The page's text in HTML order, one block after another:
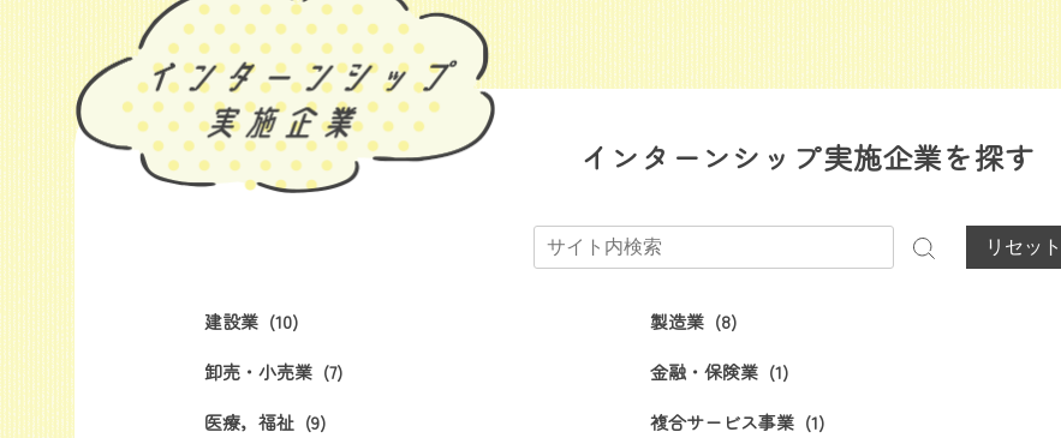
インターンシップ実施企業を探す
建設業 (10) 製造業 (8)
卸売・小売業 (7) 金融・保険業 (1)
医療，福祉 (9) 複合サービス事業 (1)